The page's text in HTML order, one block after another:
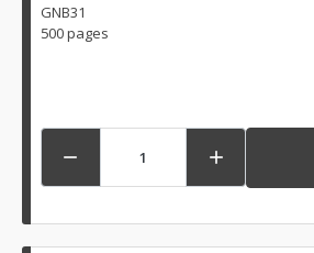
GNB31
500 pages
 